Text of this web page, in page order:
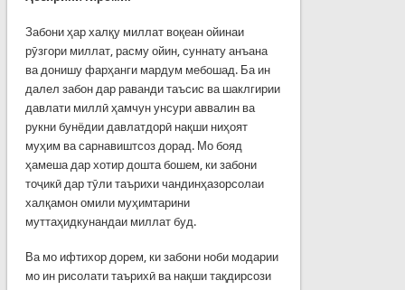
Забони ҳар халқу миллат воқеан ойинаи
рӯзгори миллат, расму ойин, суннату анъана
ва донишу фарҳанги мардум мебошад. Ба ин
далел забон дар раванди таъсис ва шаклгирии
давлати миллӣ ҳамчун унсури аввалин ва
рукни бунёдии давлатдорӣ нақши ниҳоят
муҳим ва сарнавиштсоз дорад. Мо бояд
ҳамеша дар хотир дошта бошем, ки забони
тоҷикӣ дар тӯли таърихи чандинҳазорсолаи
халқамон омили муҳимтарини
муттаҳидкунандаи миллат буд.
Ва мо ифтихор дорем, ки забони ноби модарии
мо ин рисолати таърихӣ ва нақши тақдирсози